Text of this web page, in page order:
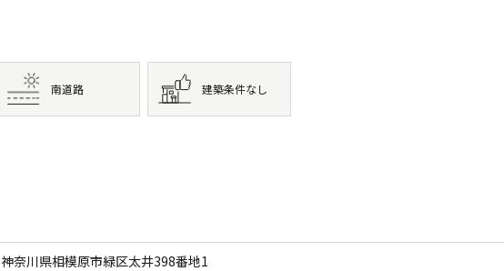
南道路 建築条件なし
神奈川県相模原市緑区太井398番地1